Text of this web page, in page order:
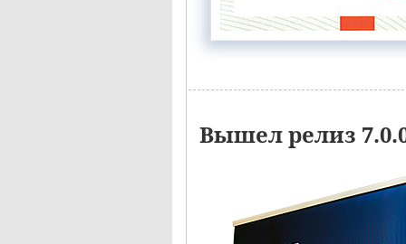
Вышел релиз